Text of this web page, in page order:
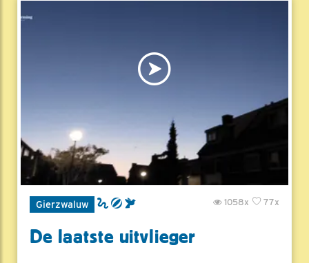
Gierzwaluw 77x
1058x
De laatste uitvlieger